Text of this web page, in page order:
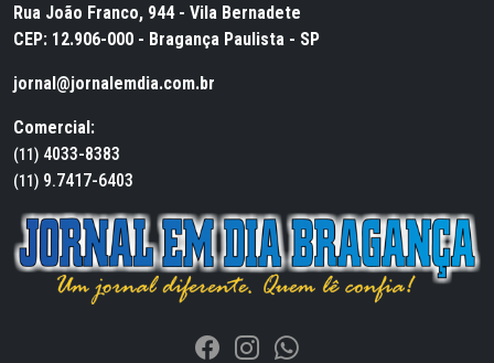
Rua João Franco, 944 - Vila Bernadete
CEP: 12.906-000 - Bragança Paulista - SP
jornal@jornalemdia.com.br
Comercial:
(11) 4033-8383
(11) 9.7417-6403